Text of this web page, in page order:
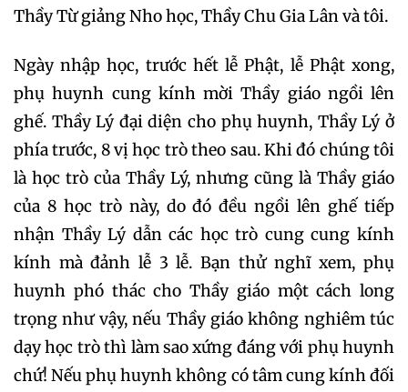
Thầy Từ giảng Nho học, Thầy Chu Gia Lân và tôi.
Ngày nhập học, trước hết lễ Phật, lễ Phật xong,
phụ huynh cung kính mời Thầy giáo ngồi lên
ghế. Thầy Lý đại diện cho phụ huynh, Thầy Lý ở
phía trước, 8 vị học trò theo sau. Khi đó chúng tôi
là học trò của Thầy Lý, nhưng cũng là Thầy giáo
của 8 học trò này, do đó đều ngồi lên ghế tiếp
nhận Thầy Lý dẫn các học trò cung cung kính
kính mà đảnh lễ 3 lễ. Bạn thử nghĩ xem, phụ
huynh phó thác cho Thầy giáo một cách long
trọng như vậy, nếu Thầy giáo không nghiêm túc
dạy học trò thì làm sao xứng đáng với phụ huynh
chứ! Nếu phụ huynh không có tâm cung kính đối